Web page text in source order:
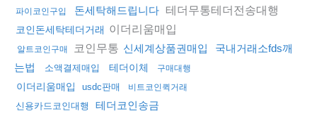
파이코인구입 돈세탁해드립니다 테더무통테더전송대행
코인돈세탁테더거래 이더리움매입
알트코인구매 코인무통 신세계상품권매입
국내거래소fds깨
는법
소액결제매입 테더이체 구매대행
이더리움매입 usdc판매 비트코인퀵거래
신용카드코인대행 테더코인송금